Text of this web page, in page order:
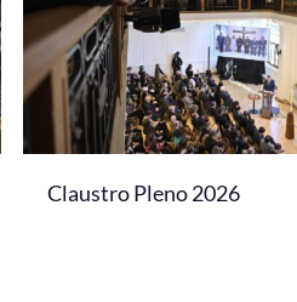
Claustro Pleno 2026